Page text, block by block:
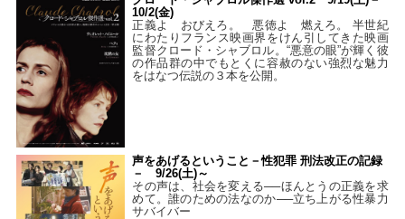
10/2(金)
正義よ おびえろ。 悪徳よ 燃えろ。 半世紀
にわたりフランス映画界をけん引してきた映画
監督クロード・シャブロル。“悪意の眼”が輝く彼
の作品群の中でもとくに容赦のない強烈な魅力
をはなつ伝説の３本を公開。
声をあげるということ－性犯罪 刑法改正の記録
－ 9/26(土)～
その声は、社会を変える──ほんとうの正義を求
めて。誰のための法なのか──立ち上がる性暴力
サバイバー